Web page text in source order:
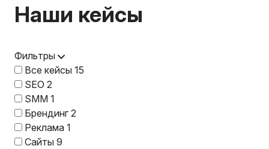
Наши кейсы
Фильтры
Все кейсы 15
SEO 2
SMM 1
Брендинг2
Реклама 1
Сайты 9